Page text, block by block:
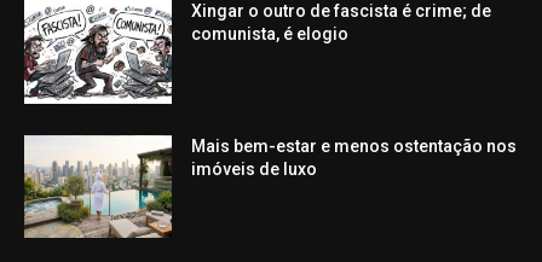
Xingar o outro de fascista é crime; de
comunista, é elogio
Mais bem-estar e menos ostentação nos
imóveis de luxo